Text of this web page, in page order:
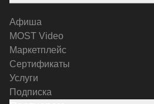
Афиша
MOST Video
Маркетплейс
Сертификаты
Услуги
Подписка